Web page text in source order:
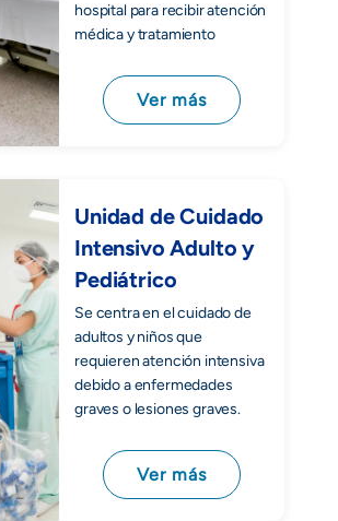
hospital para recibir atención
médica y tratamiento
Ver más
Unidad de Cuidado
Intensivo Adulto y
Pediátrico
Se centra en el cuidado de
adultos y niños que
requieren atención intensiva
debido a enfermedades
graves o lesiones graves.
Ver más